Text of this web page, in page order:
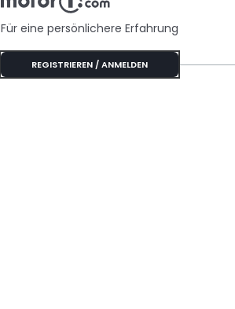
Specials
Für eine persönlichere Erfahrung
REGISTRIEREN / ANMELDEN